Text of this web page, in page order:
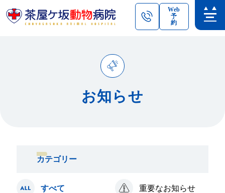
Web
予
約
お知らせ
カテゴリー
すべて 重要なお知らせ